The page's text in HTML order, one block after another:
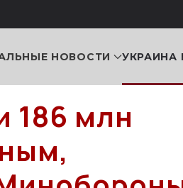
НОВОСТИ УКРАИНА
186 млн